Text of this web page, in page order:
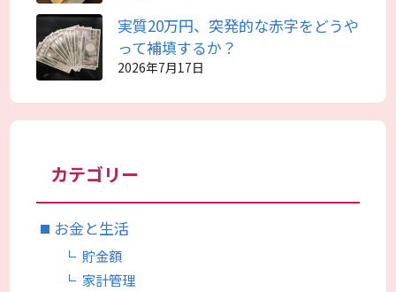
実質20万円、突発的な赤字をどうや
って補填するか？
2026年7月17日
カテゴリー
お金と生活
貯金額
家計管理